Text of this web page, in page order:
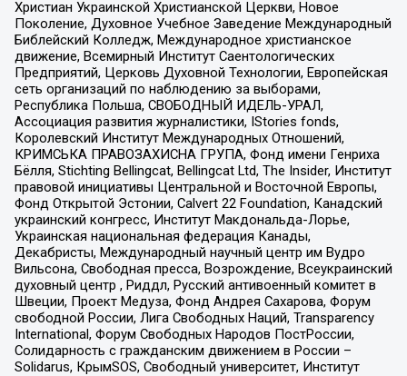
Христиан Украинской Христианской Церкви, Новое
Поколение, Духовное Учебное Заведение Международный
Библейский Колледж, Международное христианское
движение, Всемирный Институт Саентологических
Предприятий, Церковь Духовной Технологии, Европейская
сеть организаций по наблюдению за выборами,
Республика Польша, СВОБОДНЫЙ ИДЕЛЬ-УРАЛ,
Ассоциация развития журналистики, IStories fonds,
Королевский Институт Международных Отношений,
КРИМСЬКА ПРАВОЗАХИСНА ГРУПА, Фонд имени Генриха
Бёлля, Stichting Bellingcat, Bellingcat Ltd, The Insider, Институт
правовой инициативы Центральной и Восточной Европы,
Фонд Открытой Эстонии, Calvert 22 Foundation, Канадский
украинский конгресс, Институт Макдональда-Лорье,
Украинская национальная федерация Канады,
Декабристы, Международный научный центр им Вудро
Вильсона, Свободная пресса, Возрождение, Всеукраинский
духовный центр , Риддл, Русский антивоенный комитет в
Швеции, Проект Медуза, Фонд Андрея Сахарова, Форум
свободной России, Лига Свободных Наций, Transparеncy
International, Форум Свободных Народов ПостРоссии,
Солидарность с гражданским движением в России –
Solidarus, КрымSOS, Свободный университет, Институт